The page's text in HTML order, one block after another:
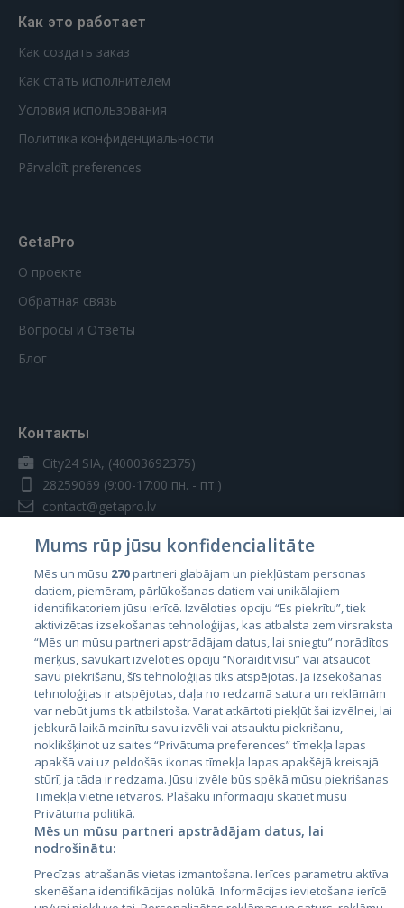
Как это работает
Как создать заказ
Как стать исполнителем
Условия использования
Политика конфиденциальности
Pārvaldīt preferences
GetaPro
О проекте
Обратная связь
Вопросы и Ответы
Блог
Контакты
City24 SIA, (40003692375)
28259069 (9:00-17:00 пн. - пт.)
contact@getapro.lv
Страны
Эстония
Латвия
Литва
City24.lv
City24.ee
CVbankas.lt
Kainos.lt
Mums rūp jūsu konfidencialitāte
Mēs un mūsu 270partneri glabājam un piekļūstam personas
datiem, piemēram, pārlūkošanas datiem vai unikālajiem
identifikatoriem jūsu ierīcē. Izvēloties opciju “Es piekrītu”, tiek
aktivizētas izsekošanas tehnoloģijas, kas atbalsta zem virsraksta
“Mēs un mūsu partneri apstrādājam datus, lai sniegtu” norādītos
mērķus, savukārt izvēloties opciju “Noraidīt visu” vai atsaucot
savu piekrišanu, šīs tehnoloģijas tiks atspējotas. Ja izsekošanas
tehnoloģijas ir atspējotas, daļa no redzamā satura un reklāmām
var nebūt jums tik atbilstoša. Varat atkārtoti piekļūt šai izvēlnei, lai
jebkurā laikā mainītu savu izvēli vai atsauktu piekrišanu,
noklikšķinot uz saites “Privātuma preferences” tīmekļa lapas
apakšā vai uz peldošās ikonas tīmekļa lapas apakšējā kreisajā
stūrī, ja tāda ir redzama. Jūsu izvēle būs spēkā mūsu piekrišanas
Tīmekļa vietne ietvaros. Plašāku informāciju skatiet mūsu
Privātuma politikā.
Mēs un mūsu partneri apstrādājam datus, lai
nodrošinātu:
Precīzas atrašanās vietas izmantošana. Ierīces parametru aktīva
skenēšana identifikācijas nolūkā. Informācijas ievietošana ierīcē